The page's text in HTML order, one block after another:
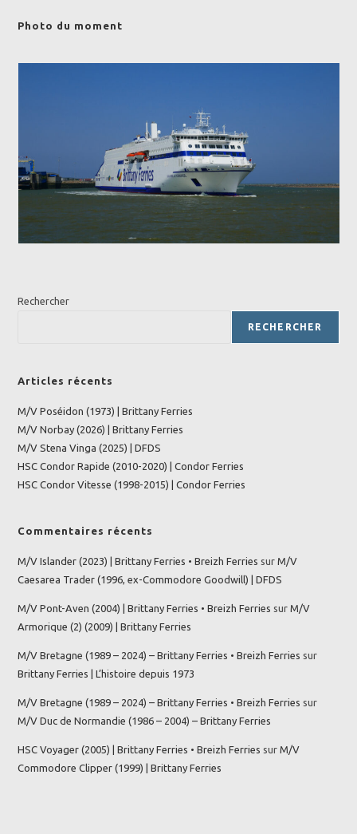
Photo du moment
Rechercher
RECHERCHER
Articles récents
M/V Poséidon (1973) | Brittany Ferries
M/V Norbay (2026) | Brittany Ferries
M/V Stena Vinga (2025) | DFDS
HSC Condor Rapide (2010-2020) | Condor Ferries
HSC Condor Vitesse (1998-2015) | Condor Ferries
Commentaires récents
M/V Islander (2023) | Brittany Ferries • Breizh Ferries surM/V
Caesarea Trader (1996, ex-Commodore Goodwill) | DFDS
M/V Pont-Aven (2004) | Brittany Ferries • Breizh Ferries surM/V
Armorique (2) (2009) | Brittany Ferries
M/V Bretagne (1989 – 2024) – Brittany Ferries • Breizh Ferries sur
Brittany Ferries | L’histoire depuis 1973
M/V Bretagne (1989 – 2024) – Brittany Ferries • Breizh Ferries sur
M/V Duc de Normandie (1986 – 2004) – Brittany Ferries
HSC Voyager (2005) | Brittany Ferries • Breizh Ferries surM/V
Commodore Clipper (1999) | Brittany Ferries